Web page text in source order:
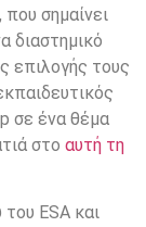
σημαίνει
διαστημικό
επιλογής τους
σε ένα θέμα
στο αυτή τη
ESA και